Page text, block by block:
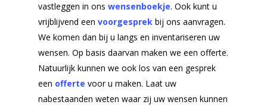
vastleggen in onswensenboekje. Ook kunt u
vrijblijvend eenvoorgesprek bij ons aanvragen.
We komen dan bij u langs en inventariseren uw
wensen. Op basis daarvan maken we een offerte.
Natuurlijk kunnen we ook los van een gesprek
een offerte voor u maken. Laat uw
nabestaanden weten waar zij uw wensen kunnen